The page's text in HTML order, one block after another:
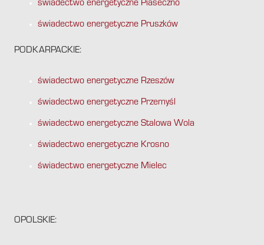
świadectwo energetyczne Piaseczno
świadectwo energetyczne Pruszków
PODKARPACKIE:
świadectwo energetyczne Rzeszów
świadectwo energetyczne Przemyśl
świadectwo energetyczne Stalowa Wola
świadectwo energetyczne Krosno
świadectwo energetyczne Mielec
OPOLSKIE: